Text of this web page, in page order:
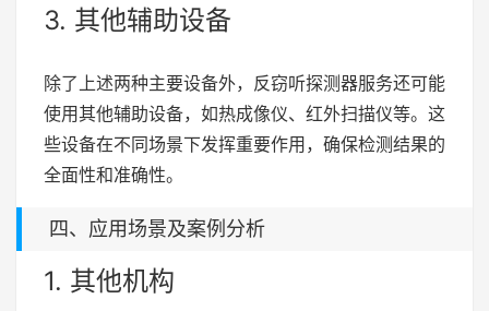
3. 其他辅助设备
除了上述两种主要设备外，反窃听探测器服务还可能
使用其他辅助设备，如热成像仪、红外扫描仪等。这
些设备在不同场景下发挥重要作用，确保检测结果的
全面性和准确性。
四、应用场景及案例分析
1. 其他机构